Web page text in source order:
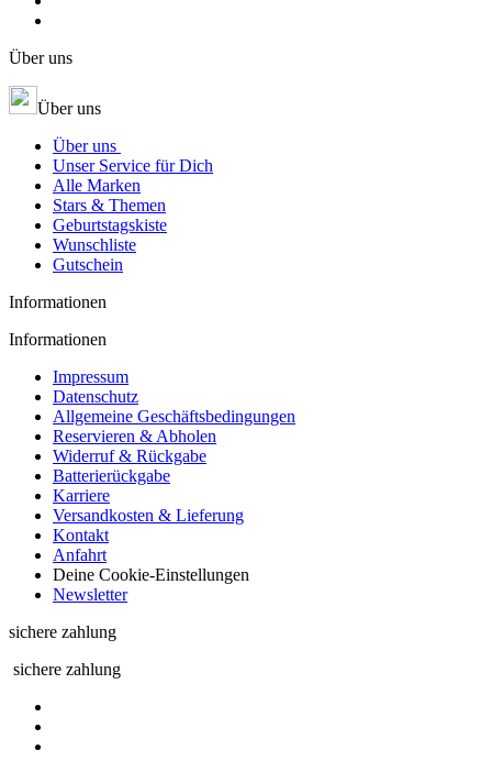
Über uns
Über uns
Über uns
Unser Service für Dich
Alle Marken
Stars & Themen
Geburtstagskiste
Wunschliste
Gutschein
Informationen
Informationen
Impressum
Datenschutz
Allgemeine Geschäftsbedingungen
Reservieren & Abholen
Widerruf & Rückgabe
Batterierückgabe
Karriere
Versandkosten & Lieferung
Kontakt
Anfahrt
Deine Cookie-Einstellungen
Newsletter
sichere zahlung
sichere zahlung